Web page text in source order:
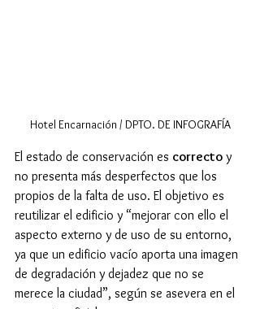
Hotel Encarnación / DPTO. DE INFOGRAFÍA
El estado de conservación es correcto y
no presenta más desperfectos que los
propios de la falta de uso. El objetivo es
reutilizar el edificio y “mejorar con ello el
aspecto externo y de uso de su entorno,
ya que un edificio vacío aporta una imagen
de degradación y dejadez que no se
merece la ciudad”, según se asevera en el